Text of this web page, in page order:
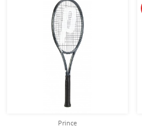
Prince